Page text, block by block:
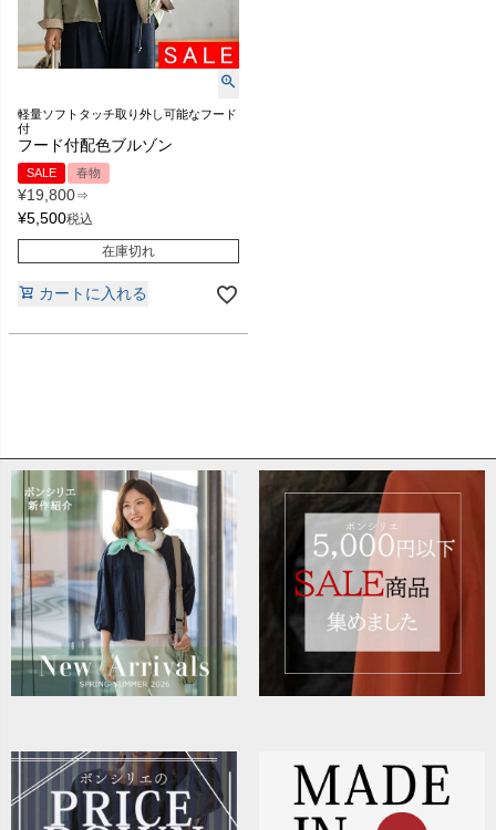
軽量ソフトタッチ取り外し可能なフード
付
フード付配色ブルゾン
SALE 春物
¥19,800⇒
¥5,500税込
在庫切れ
カートに入れる